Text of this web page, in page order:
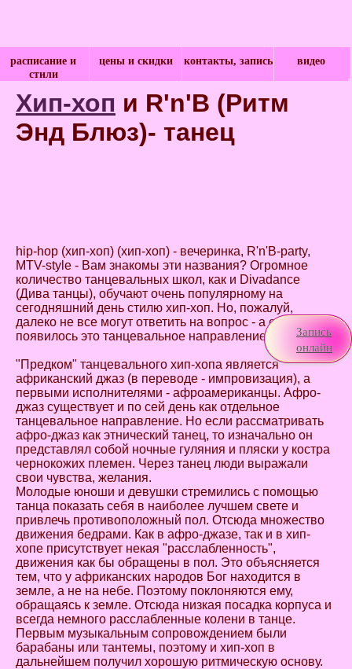
расписание и
стили
цены и скидки контакты, запись видео
Запись
онлайн
Хип-хоп и R'n'B (Ритм
Энд Блюз)- танец
hip-hop (хип-хоп) (хип-хоп) - вечеринка, R'n'B-party,
MTV-style - Вам знакомы эти названия? Огромное
количество танцевальных школ, как и Divadance
(Дива танцы), обучают очень популярному на
сегодняшний день стилю хип-хоп. Но, пожалуй,
далеко не все могут ответить на вопрос - а откуда же
появилось это танцевальное направление?
"Предком" танцевального хип-хопа является
африканский джаз (в переводе - импровизация), а
первыми исполнителями - афроамериканцы. Афро-
джаз существует и по сей день как отдельное
танцевальное направление. Но если рассматривать
афро-джаз как этнический танец, то изначально он
представлял собой ночные гуляния и пляски у костра
чернокожих племен. Через танец люди выражали
свои чувства, желания.
Молодые юноши и девушки стремились с помощью
танца показать себя в наиболее лучшем свете и
привлечь противоположный пол. Отсюда множество
движения бедрами. Как в афро-джазе, так и в хип-
хопе присутствует некая "расслабленность",
движения как бы обращены в пол. Это объясняется
тем, что у африканских народов Бог находится в
земле, а не на небе. Поэтому поклоняются ему,
обращаясь к земле. Отсюда низкая посадка корпуса и
всегда немного расслабленные колени в танце.
Первым музыкальным сопровождением были
барабаны или тантемы, поэтому и хип-хоп в
дальнейшем получил хорошую ритмическую основу.